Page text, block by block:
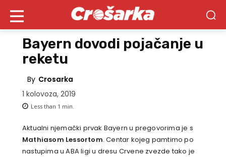
Bayern dovodi pojačanje u
reketu
By Crosarka
1 kolovoza, 2019
Less than 1 min.
Aktualni njemački prvak Bayern u pregovorima je s
Mathiasom Lessortom. Centar kojeg pamtimo po
nastupima u ABA ligi u dresu Crvene zvezde tako je